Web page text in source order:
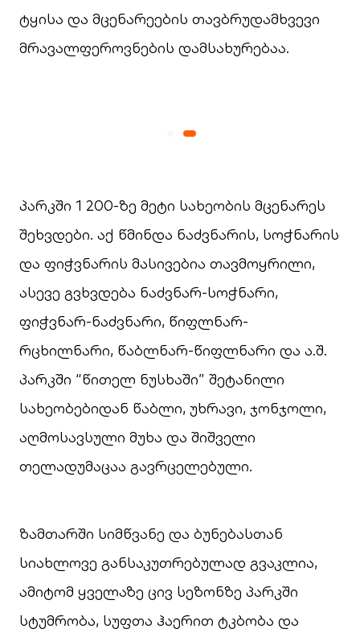
ტყისა და მცენარეების თავბრუდამხვევი
მრავალფეროვნების დამსახურებაა.
პარკში 1 200-ზე მეტი სახეობის მცენარეს
შეხვდები. აქ წმინდა ნაძვნარის, სოჭნარის
და ფიჭვნარის მასივებია თავმოყრილი,
ასევე გვხვდება ნაძვნარ-სოჭნარი,
ფიჭვნარ-ნაძვნარი, წიფლნარ-
რცხილნარი, წაბლნარ-წიფლნარი და ა.შ.
პარკში “წითელ ნუსხაში” შეტანილი
სახეობებიდან წაბლი, უხრავი, ჯონჯოლი,
აღმოსავსული მუხა და შიშველი
თელადუმაცაა გავრცელებული.
ზამთარში სიმწვანე და ბუნებასთან
სიახლოვე განსაკუთრებულად გვაკლია,
ამიტომ ყველაზე ცივ სეზონზე პარკში
სტუმრობა, სუფთა ჰაერით ტკბობა და